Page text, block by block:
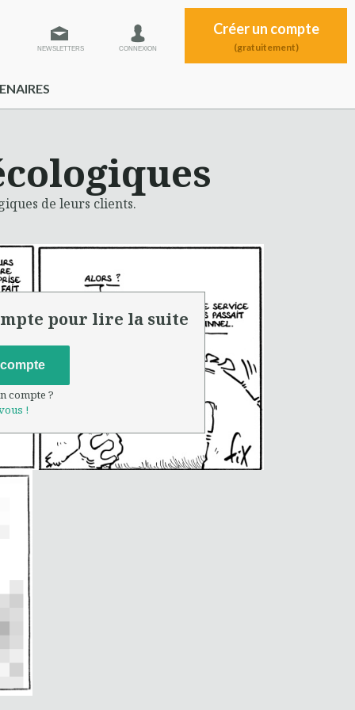
NEWSLETTERS CONNEXION
Créer un compte
(gratuitement)
de leurs clients.
pour lire la suite
compte ?
!